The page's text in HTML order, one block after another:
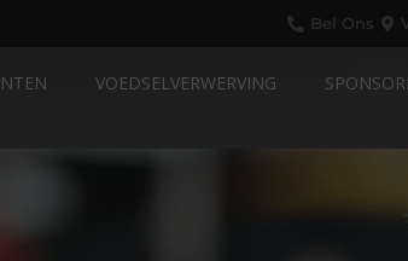
Bel Ons
VOEDSELVERWERVING